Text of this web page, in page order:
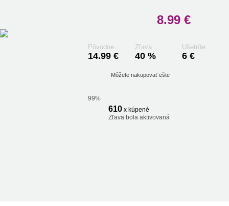
8.99 €
Pôvodne
14.99 €
Zľava
40 %
Ušetríte
6 €
Môžete nakupovať ešte
99%
610 x kúpené
Zľava bola aktivovaná